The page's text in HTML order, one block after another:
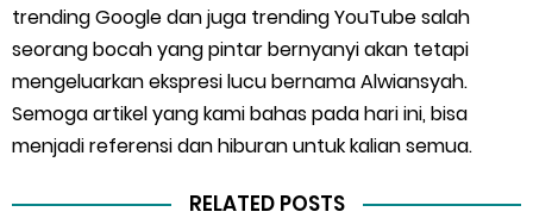
trending Google dan juga trending YouTube salah
seorang bocah yang pintar bernyanyi akan tetapi
mengeluarkan ekspresi lucu bernama Alwiansyah.
Semoga artikel yang kami bahas pada hari ini, bisa
menjadi referensi dan hiburan untuk kalian semua.
RELATED POSTS